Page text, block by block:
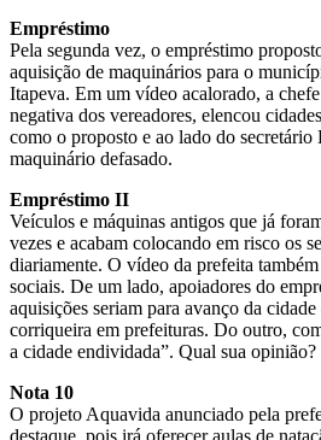
Empréstimo
Pela segunda vez, o empréstimo
aquisição de maquinários para o
Itapeva. Em um vídeo acalorado, a
negativa dos vereadores, elencou
como o proposto e ao lado do
maquinário defasado.
Empréstimo II
Veículos e máquinas antigos que já
vezes e acabam colocando em risco os
diariamente. O vídeo da prefeita
sociais. De um lado, apoiadores do
aquisições seriam para avanço da
corriqueira em prefeituras. Do outro,
a cidade endividada”. Qual sua opinião?
Nota 10
O projeto Aquavida anunciado pela